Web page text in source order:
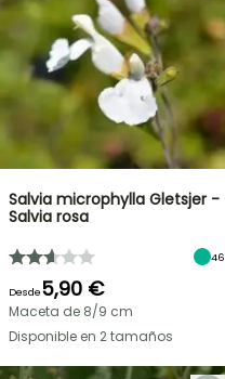
Salvia microphylla Gletsjer -
Salvia rosa
46
Desde5,90 €
Maceta de 8/9 cm
Disponible en 2 tamaños